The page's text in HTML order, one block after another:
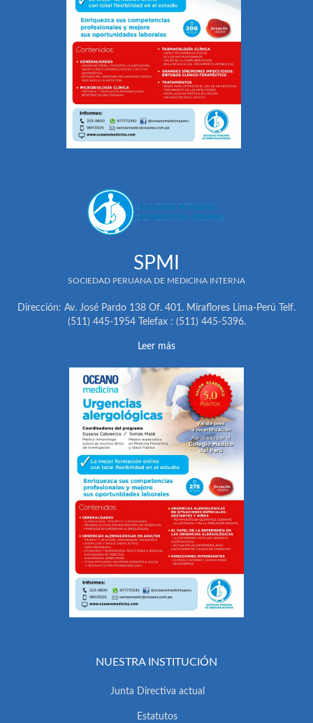
SPMI
SOCIEDAD PERUANA DE MEDICINA INTERNA
Dirección: Av. José Pardo 138 Of. 401. Miraflores Lima-Perú Telf.
(511) 445-1954 Telefax : (511) 445-5396.
Leer más
NUESTRA INSTITUCIÓN
Junta Directiva actual
Estatutos